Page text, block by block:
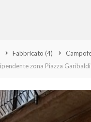
Fabbricato (4)
zona Piazza